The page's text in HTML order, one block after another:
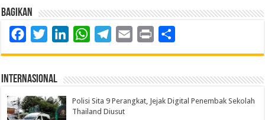
Bagikan
FacebookTwitterLinkedInWhatsAppTelegram
Email Print
Internasional
Polisi Sita 9 Perangkat, Jejak Digital Penembak Sekolah
Thailand Diusut